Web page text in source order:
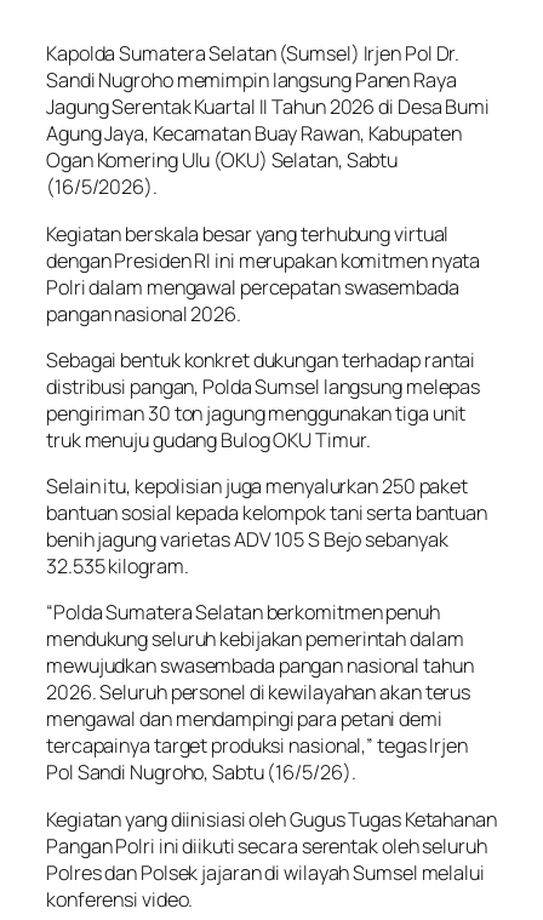
Kapolda Sumatera Selatan (Sumsel) Irjen Pol Dr.
Sandi Nugroho memimpin langsung Panen Raya
Jagung Serentak Kuartal II Tahun 2026 di Desa Bumi
Agung Jaya, Kecamatan Buay Rawan, Kabupaten
Ogan Komering Ulu (OKU) Selatan, Sabtu
(16/5/2026).
Kegiatan berskala besar yang terhubung virtual
dengan Presiden RI ini merupakan komitmen nyata
Polri dalam mengawal percepatan swasembada
pangan nasional 2026.
Sebagai bentuk konkret dukungan terhadap rantai
distribusi pangan, Polda Sumsel langsung melepas
pengiriman 30 ton jagung menggunakan tiga unit
truk menuju gudang Bulog OKU Timur.
Selain itu, kepolisian juga menyalurkan 250 paket
bantuan sosial kepada kelompok tani serta bantuan
benih jagung varietas ADV 105 S Bejo sebanyak
32.535 kilogram.
“Polda Sumatera Selatan berkomitmen penuh
mendukung seluruh kebijakan pemerintah dalam
mewujudkan swasembada pangan nasional tahun
2026. Seluruh personel di kewilayahan akan terus
mengawal dan mendampingi para petani demi
tercapainya target produksi nasional,” tegas Irjen
Pol Sandi Nugroho, Sabtu (16/5/26).
Kegiatan yang diinisiasi oleh Gugus Tugas Ketahanan
Pangan Polri ini diikuti secara serentak oleh seluruh
Polres dan Polsek jajaran di wilayah Sumsel melalui
konferensi video.